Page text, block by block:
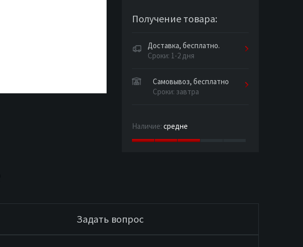
Получение товара:
Доставка, бесплатно.
Сроки: 1-2 дня
Самовывоз, бесплатно
Сроки: завтра
Наличие: средне
Задать вопрос